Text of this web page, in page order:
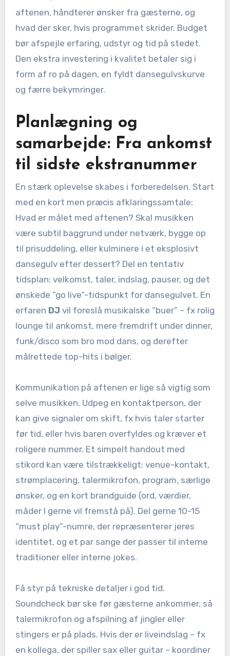
aftenen, håndterer ønsker fra gæsterne, og
hvad der sker, hvis programmet skrider. Budget
bør afspejle erfaring, udstyr og tid på stedet.
Den ekstra investering i kvalitet betaler sig i
form af ro på dagen, en fyldt dansegulvskurve
og færre bekymringer.
Planlægning og
samarbejde: Fra ankomst
til sidste ekstranummer
En stærk oplevelse skabes i forberedelsen. Start
med en kort men præcis afklaringssamtale:
Hvad er målet med aftenen? Skal musikken
være subtil baggrund under netværk, bygge op
til prisuddeling, eller kulminere i et eksplosivt
dansegulv efter dessert? Del en tentativ
tidsplan: velkomst, taler, indslag, pauser, og det
ønskede “go live”-tidspunkt for dansegulvet. En
erfaren DJ vil foreslå musikalske “buer” – fx rolig
lounge til ankomst, mere fremdrift under dinner,
funk/disco som bro mod dans, og derefter
målrettede top-hits i bølger.
Kommunikation på aftenen er lige så vigtig som
selve musikken. Udpeg en kontaktperson, der
kan give signaler om skift, fx hvis taler starter
før tid, eller hvis baren overfyldes og kræver et
roligere nummer. Et simpelt handout med
stikord kan være tilstrækkeligt: venue-kontakt,
strømplacering, talermikrofon, program, særlige
ønsker, og en kort brandguide (ord, værdier,
måder I gerne vil fremstå på). Del gerne 10-15
“must play”-numre, der repræsenterer jeres
identitet, og et par sange der passer til interne
traditioner eller interne jokes.
Få styr på tekniske detaljer i god tid.
Soundcheck bør ske før gæsterne ankommer, så
talermikrofon og afspilning af jingler eller
stingers er på plads. Hvis der er liveindslag – fx
en kollega, der spiller sax eller guitar – koordiner